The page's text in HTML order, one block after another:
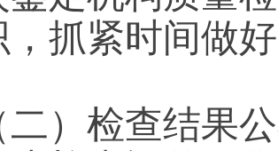
，抓紧时间做
二）检查结果